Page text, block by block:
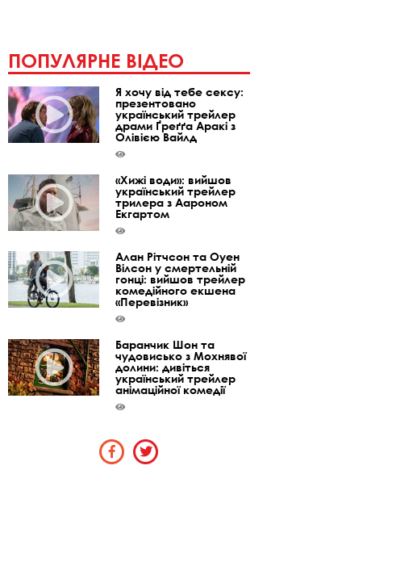
ПОПУЛЯРНЕ ВІДЕО
Я хочу від тебе сексу:
презентовано
український трейлер
драми Ґреґґа Аракі з
Олівією Вайлд
«Хижі води»: вийшов
український трейлер
трилера з Аароном
Екгартом
Алан Рітчсон та Оуен
Вілсон у смертельній
гонці: вийшов трейлер
комедійного екшена
«Перевізник»
Баранчик Шон та
чудовисько з Мохнявої
долини: дивіться
український трейлер
анімаційної комедії